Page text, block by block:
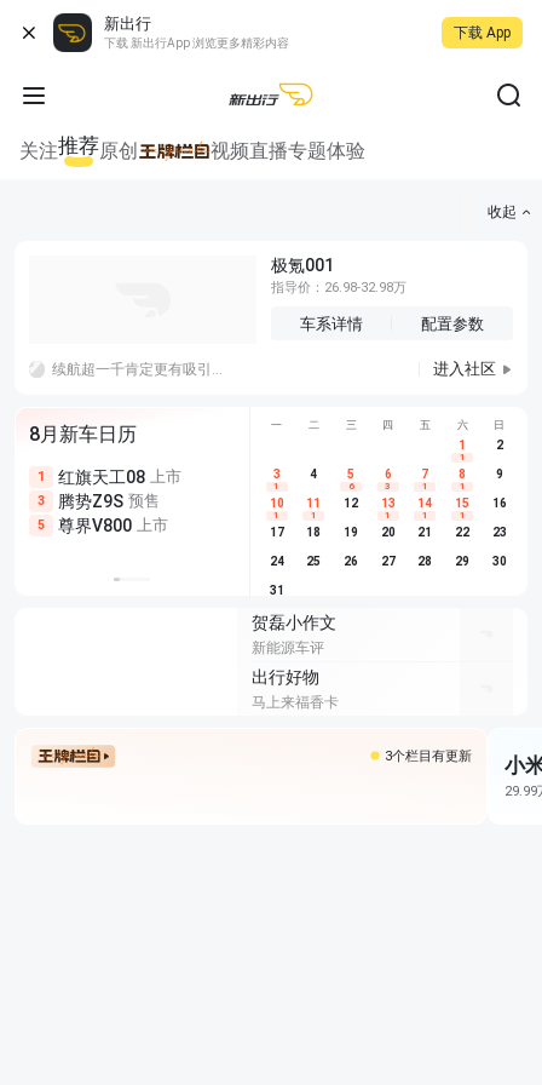
新出行
下载 新出行App 浏览更多精彩内容
下载 App
关注推荐原创 视频直播专题体验
收起
极氪001
指导价：26.98-32.98万
车系详情 配置参数
续航超一千肯定更有吸引力了，据说新款i3可以超过一千，冬天最差的情况打五折都还能跑五百公里呢。 进入社区
8月新车日历
1 红旗天工08 上市
3 腾势Z9S 预售
5 尊界V800 上市
尊界V680 上市
享界G9 预售
别克至境L7 预售
埃安
长城H10
深蓝S05
一 二 三 四 五 六 日
1
1
2
3
1
4 5
6
6
3
7
1
8
1
9
10
1
11
1
12 13
1
14
1
15
1
16
17 18 19 20 21 22 23
24 25 26 27 28 29 30
31
贺磊小作文
新能源车评
出行好物
马上来福香卡
3个栏目有更新 小
29.99